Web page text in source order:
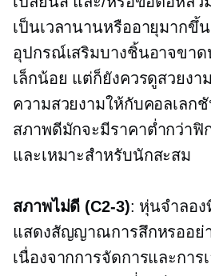
เป็นเวลานานหรืออายุมากขึ้
อุปกรณ์เสริมบางชิ้นอาจขาด
เล็กน้อย แต่ก็ยังควรดูสวยงา
ความสวยงามให้กับคอลเลก
สภาพดีมักจะมีราคาต่ำกว่าฟิ
และเหมาะสำหรับนักสะสม
สภาพไม่ดี (C2-3): หุ่นจำลอ
แสดงสัญญาณการสึกหรออย่า
เนื่องจากการจัดการและกา